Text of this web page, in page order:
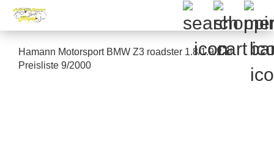
Hamann Motorsport BMW Z3 roadster 1.8/1.9/2.8l
Preisliste 9/2000